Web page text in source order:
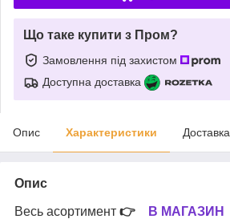
Що таке купити з Пром?
Замовлення під захистом
Доступна доставка
Опис Характеристики Доставка
Опис
Весь асортимент 👉
В МАГАЗИН